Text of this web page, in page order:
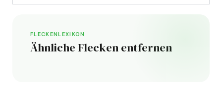
FLECKENLEXIKON
Ähnliche Flecken entfernen